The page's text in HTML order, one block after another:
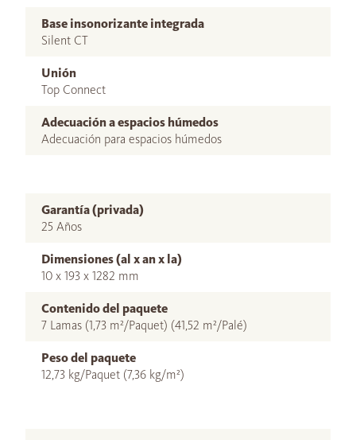
Base insonorizante integrada
Silent CT
Unión
Top Connect
Adecuación a espacios húmedos
Adecuación para espacios húmedos
Garantía (privada)
25 Años
Dimensiones (al x an x la)
10 x 193 x 1282 mm
Contenido del paquete
7 Lamas (1,73 m²/Paquet) (41,52 m²/Palé)
Peso del paquete
12,73 kg/Paquet (7,36 kg/m²)